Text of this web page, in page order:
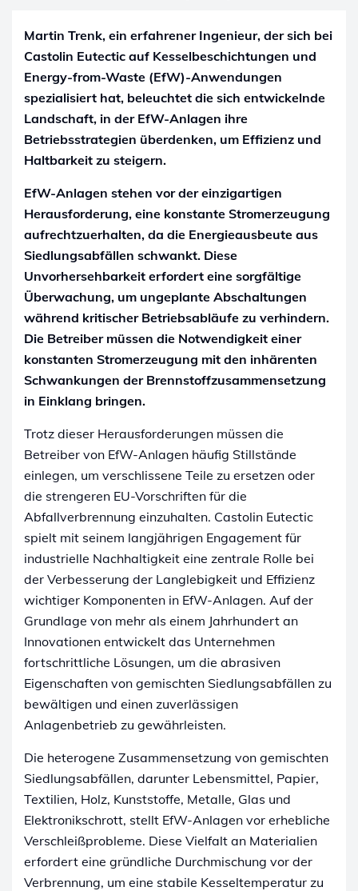
Martin Trenk, ein erfahrener Ingenieur, der sich bei
Castolin Eutectic auf Kesselbeschichtungen und
Energy-from-Waste (EfW)-Anwendungen
spezialisiert hat, beleuchtet die sich entwickelnde
Landschaft, in der EfW-Anlagen ihre
Betriebsstrategien überdenken, um Effizienz und
Haltbarkeit zu steigern.
EfW-Anlagen stehen vor der einzigartigen
Herausforderung, eine konstante Stromerzeugung
aufrechtzuerhalten, da die Energieausbeute aus
Siedlungsabfällen schwankt. Diese
Unvorhersehbarkeit erfordert eine sorgfältige
Überwachung, um ungeplante Abschaltungen
während kritischer Betriebsabläufe zu verhindern.
Die Betreiber müssen die Notwendigkeit einer
konstanten Stromerzeugung mit den inhärenten
Schwankungen der Brennstoffzusammensetzung
in Einklang bringen.
Trotz dieser Herausforderungen müssen die
Betreiber von EfW-Anlagen häufig Stillstände
einlegen, um verschlissene Teile zu ersetzen oder
die strengeren EU-Vorschriften für die
Abfallverbrennung einzuhalten. Castolin Eutectic
spielt mit seinem langjährigen Engagement für
industrielle Nachhaltigkeit eine zentrale Rolle bei
der Verbesserung der Langlebigkeit und Effizienz
wichtiger Komponenten in EfW-Anlagen. Auf der
Grundlage von mehr als einem Jahrhundert an
Innovationen entwickelt das Unternehmen
fortschrittliche Lösungen, um die abrasiven
Eigenschaften von gemischten Siedlungsabfällen zu
bewältigen und einen zuverlässigen
Anlagenbetrieb zu gewährleisten.
Die heterogene Zusammensetzung von gemischten
Siedlungsabfällen, darunter Lebensmittel, Papier,
Textilien, Holz, Kunststoffe, Metalle, Glas und
Elektronikschrott, stellt EfW-Anlagen vor erhebliche
Verschleißprobleme. Diese Vielfalt an Materialien
erfordert eine gründliche Durchmischung vor der
Verbrennung, um eine stabile Kesseltemperatur zu